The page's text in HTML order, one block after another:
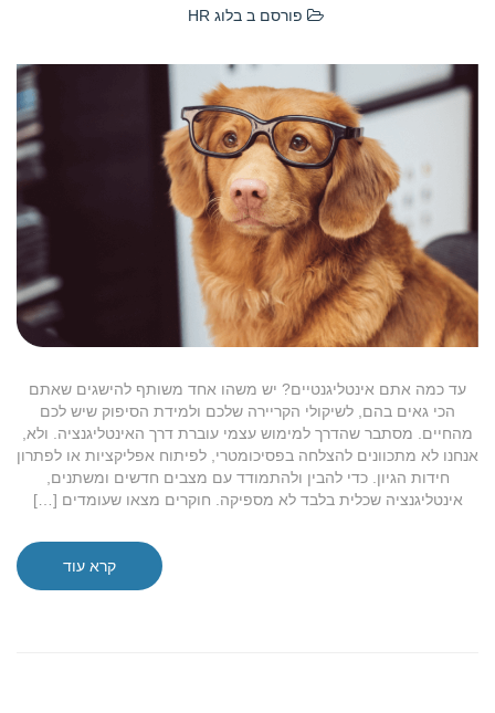
פורסם ב בלוג HR
עד כמה אתם אינטליגנטיים? יש משהו אחד משותף להישגים שאתם
הכי גאים בהם, לשיקולי הקריירה שלכם ולמידת הסיפוק שיש לכם
מהחיים. מסתבר שהדרך למימוש עצמי עוברת דרך האינטליגנציה. ולא,
אנחנו לא מתכוונים להצלחה בפסיכומטרי, לפיתוח אפליקציות או לפתרון
חידות הגיון. כדי להבין ולהתמודד עם מצבים חדשים ומשתנים,
אינטליגנציה שכלית בלבד לא מספיקה. חוקרים מצאו שעומדים […]
קרא עוד